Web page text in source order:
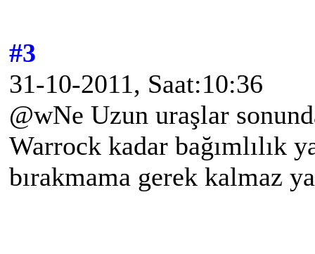
#3
31-10-2011, Saat:10:36
@wNe Uzun uraşlar
Warrock kadar bağımlılık
bırakmama gerek kalmaz